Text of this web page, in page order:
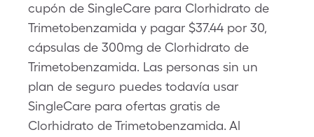
cupón de SingleCare para Clorhidrato de
Trimetobenzamida y pagar $37.44 por 30,
cápsulas de 300mg de Clorhidrato de
Trimetobenzamida. Las personas sin un
plan de seguro puedes todavía usar
SingleCare para ofertas gratis de
Clorhidrato de Trimetobenzamida. Al